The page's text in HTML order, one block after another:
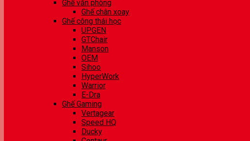
Ghế văn phòng
Ghế chân xoay
Ghế công thái học
UPGEN
GTChair
Manson
OEM
Sihoo
HyperWork
Warrior
E-Dra
Ghế Gaming
Vertagear
Speed HQ
Ducky